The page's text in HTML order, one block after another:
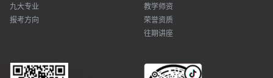
九大专业
报考方向
教学师资
荣誉资质
往期讲座